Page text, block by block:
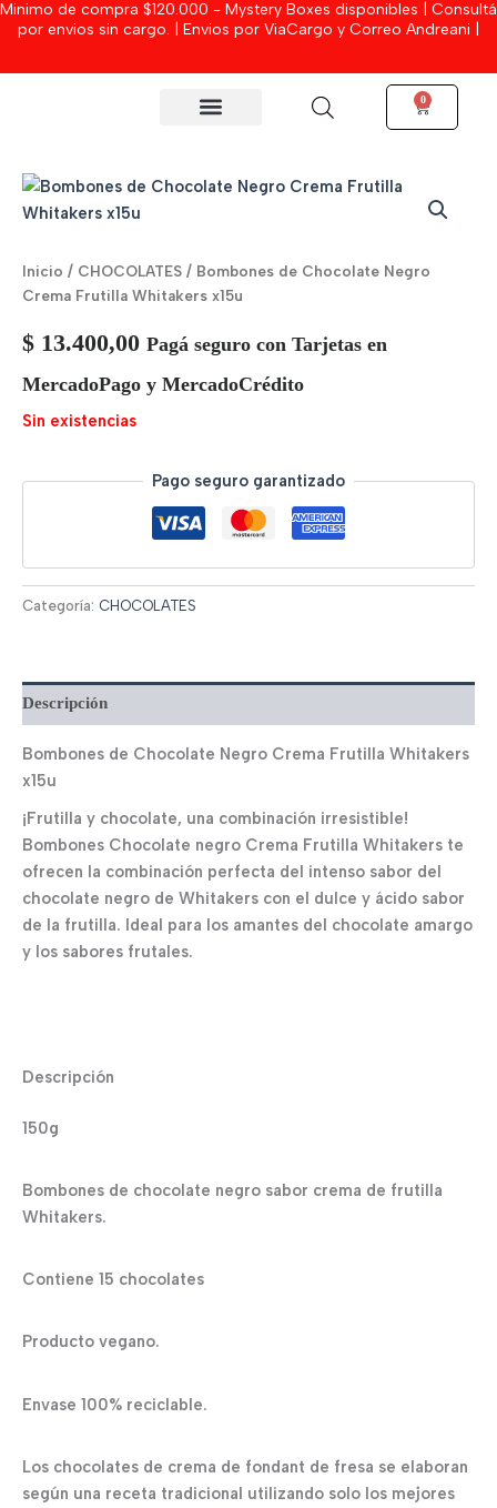
Ir
Minimo de compra $120.000 - Mystery Boxes disponibles | Consultá
por envios sin cargo. | Envios por ViaCargo y Correo Andreani |
0
Cart
Inicio / CHOCOLATES / Bombones de Chocolate Negro
Crema Frutilla Whitakers x15u
$ 13.400,00 Pagá seguro con Tarjetas en
MercadoPago y MercadoCrédito
Sin existencias
Pago seguro garantizado
Categoría: CHOCOLATES
Descripción
Bombones de Chocolate Negro Crema Frutilla Whitakers
x15u
¡Frutilla y chocolate, una combinación irresistible!
Bombones Chocolate negro Crema Frutilla Whitakers te
ofrecen la combinación perfecta del intenso sabor del
chocolate negro de Whitakers con el dulce y ácido sabor
de la frutilla. Ideal para los amantes del chocolate amargo
y los sabores frutales.
Descripción
150g
Bombones de chocolate negro sabor crema de frutilla
Whitakers.
Contiene 15 chocolates
Producto vegano.
Envase 100% reciclable.
Los chocolates de crema de fondant de fresa se elaboran
según una receta tradicional utilizando solo los mejores